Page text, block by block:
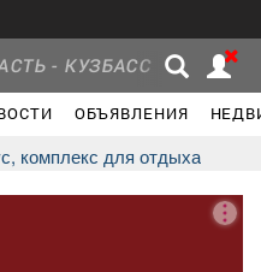
- КУЗБАСС
ОБЪЯВЛЕНИЯ
комплекс для отдыха